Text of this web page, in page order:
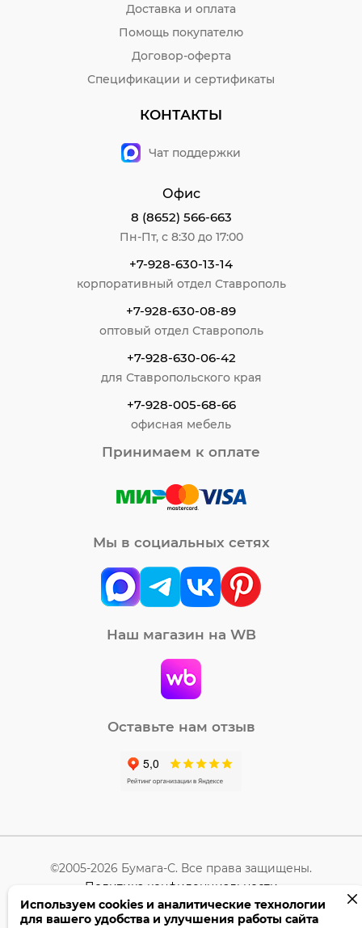
Доставка и оплата
Помощь покупателю
Договор-оферта
Спецификации и сертификаты
КОНТАКТЫ
Чат поддержки
Офис
8 (8652) 566-663
Пн-Пт, с 8:30 до 17:00
+7-928-630-13-14
корпоративный отдел Ставрополь
+7-928-630-08-89
оптовый отдел Ставрополь
+7-928-630-06-42
для Ставропольского края
+7-928-005-68-66
офисная мебель
Принимаем к оплате
Мы в социальных сетях
Наш магазин на WB
Оставьте нам отзыв
©2005-2026 Бумага-С. Все права защищены.
Политика конфиденциальности
Используем cookies и аналитические технологии
для вашего удобства и улучшения работы сайта